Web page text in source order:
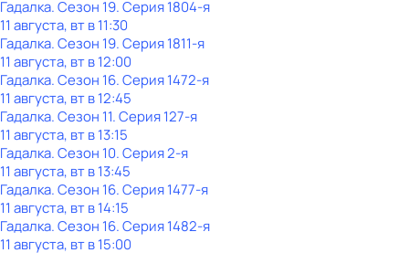
Гадалка. Сезон 19. Серия 1804-я
11 августа, вт в 11:30
Гадалка. Сезон 19. Серия 1811-я
11 августа, вт в 12:00
Гадалка. Сезон 16. Серия 1472-я
11 августа, вт в 12:45
Гадалка. Сезон 11. Серия 127-я
11 августа, вт в 13:15
Гадалка. Сезон 10. Серия 2-я
11 августа, вт в 13:45
Гадалка. Сезон 16. Серия 1477-я
11 августа, вт в 14:15
Гадалка. Сезон 16. Серия 1482-я
11 августа, вт в 15:00